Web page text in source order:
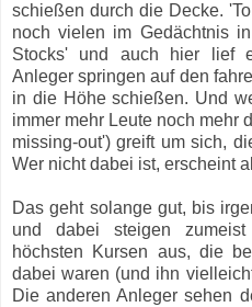
schießen durch die Decke.
noch vielen im Gedächtnis
Stocks' und auch hier lief
Anleger springen auf den
in die Höhe schießen. Und
immer mehr Leute noch mehr
missing-out') greift um sich,
Wer nicht dabei ist, erscheint
Das geht solange gut, bis
und dabei steigen
höchsten Kursen aus, die
dabei waren (und ihn
Die anderen Anleger sehen